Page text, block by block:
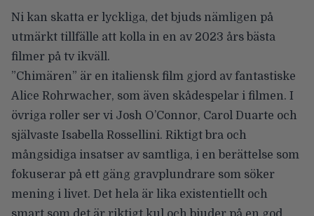
Ni kan skatta er lyckliga, det bjuds nämligen på
utmärkt tillfälle att kolla in en av 2023 års bästa
filmer på tv ikväll.
”Chimären” är en italiensk film gjord av fantastiske
Alice Rohrwacher, som även skådespelar i filmen. I
övriga roller ser vi Josh O’Connor, Carol Duarte och
självaste Isabella Rossellini. Riktigt bra och
mångsidiga insatser av samtliga, i en berättelse som
fokuserar på ett gäng gravplundrare som söker
mening i livet. Det hela är lika existentiellt och